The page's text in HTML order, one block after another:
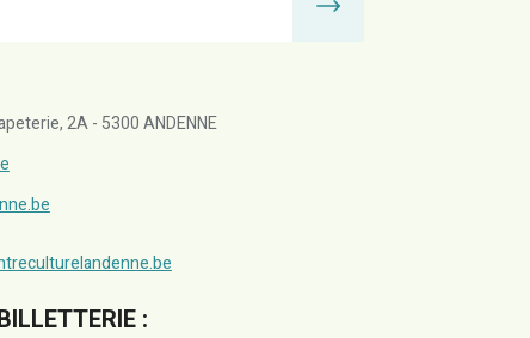
2A - 5300 ANDENNE
: